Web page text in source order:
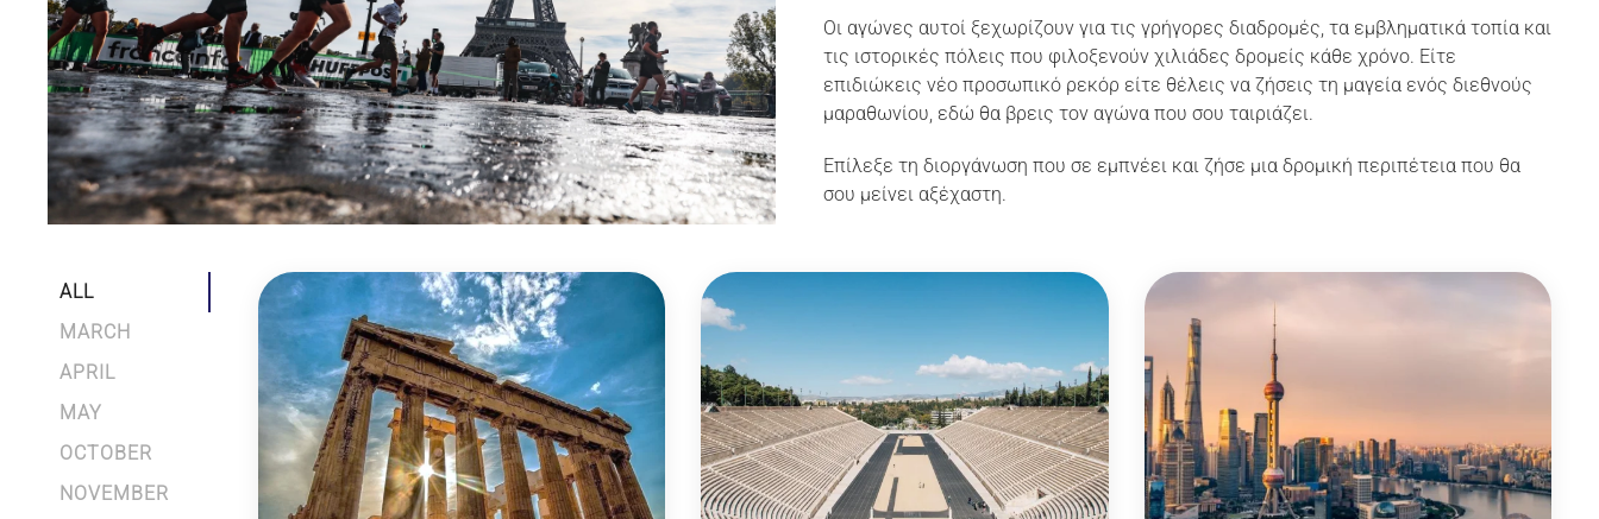
Οι αγώνες αυτοί ξεχωρίζουν για τις γρήγορες διαδρομές, τα εμβληματικά τοπία και
τις ιστορικές πόλεις που φιλοξενούν χιλιάδες δρομείς κάθε χρόνο. Είτε
επιδιώκεις νέο προσωπικό ρεκόρ είτε θέλεις να ζήσεις τη μαγεία ενός διεθνούς
μαραθωνίου, εδώ θα βρεις τον αγώνα που σου ταιριάζει.
Επίλεξε τη διοργάνωση που σε εμπνέει και ζήσε μια δρομική περιπέτεια που θα
σου μείνει αξέχαστη.
ALL
MARCH
APRIL
MAY
OCTOBER
NOVEMBER